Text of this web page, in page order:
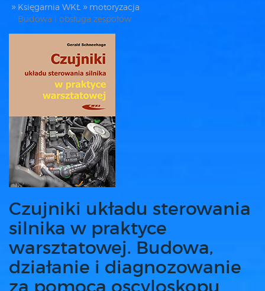
Księgarnia WKŁ
motoryzacja
Budowa i obsługa zespołów
Czujniki układu sterowania
silnika w praktyce
warsztatowej. Budowa,
działanie i diagnozowanie
za pomocą oscyloskopu